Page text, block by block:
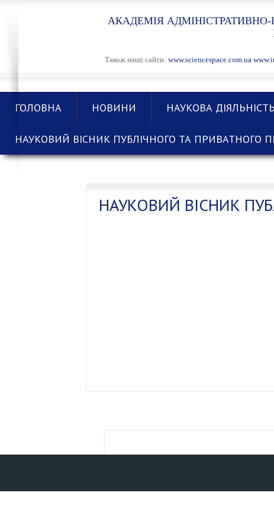
АКАДЕМІЯ
Також наші сайти: www.sciencespace.com.ua
ГОЛОВНА НОВИНИ НАУКОВА ДІЯЛЬНІСТЬ
НАУКОВИЙ ВІСНИК ПУБЛІЧНОГО ТА ПРИВАТНОГО
НАУКОВИЙ ВІСНИК